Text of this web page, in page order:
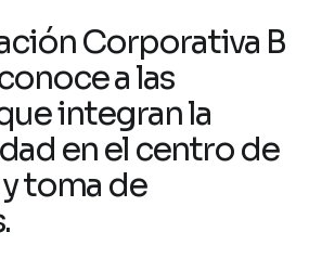
Corporativa B
a las
integran la
en el centro de
toma de